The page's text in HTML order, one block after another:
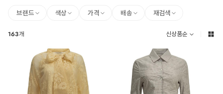
브랜드 색상 가격 배송 재검색
163개 신상품순